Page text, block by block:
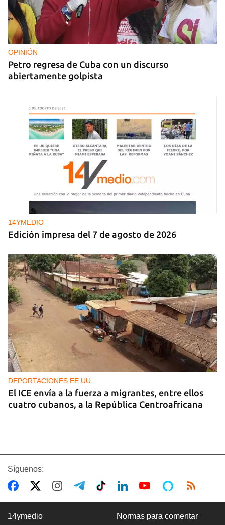
FOTO DEL DÍA
Lluvia para beber, agua contaminada para el día a
día
OPINIÓN
Petro regresa de Cuba con un discurso
abiertamente golpista
14YMEDIO
Edición impresa del 7 de agosto de 2026
DEPORTACIONES EE UU
El ICE envía a la fuerza a migrantes, entre ellos
cuatro cubanos, a la República Centroafricana
Síguenos:
14ymedio Normas para comentar